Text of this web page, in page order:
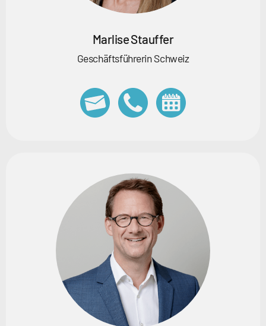
Marlise Stauffer
Geschäftsführerin Schweiz